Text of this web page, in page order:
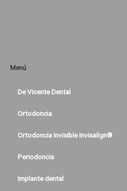
Menú
De Vicente Dental
Ortodoncia
Ortodoncia Invisible Invisalign®
Periodoncia
Implante dental